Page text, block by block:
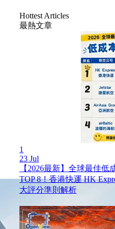
Hottest Articles
最熱文章
1
23 Jul
【2026最新】全球最佳低
TOP 8！香港快運 HK
大評分準則解析